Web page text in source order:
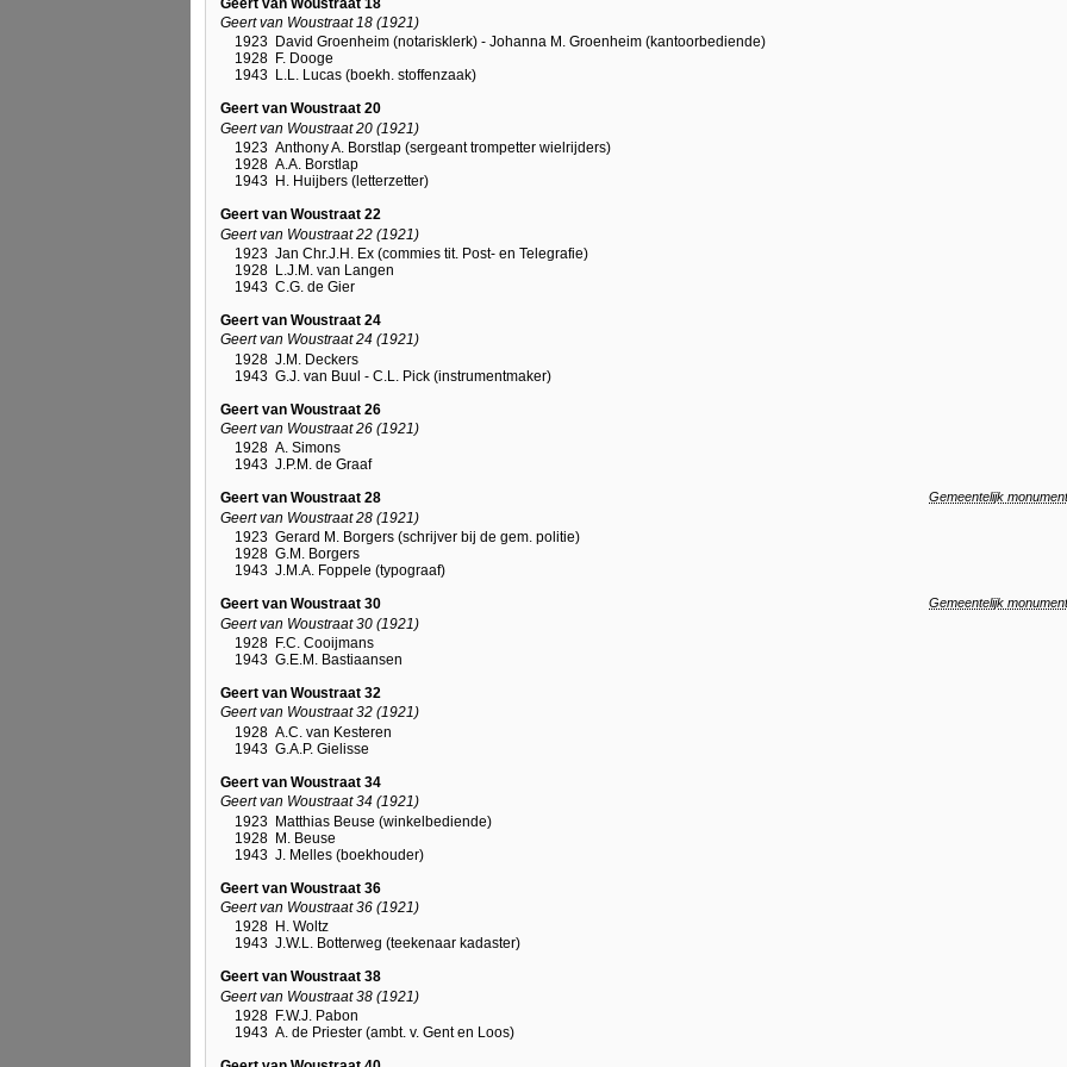
Geert van Woustraat 18 (1921)
1923 David Groenheim (notarisklerk) - Johanna M. Groenheim (kantoorbediende)
1928 F. Dooge
1943 L.L. Lucas (boekh. stoffenzaak)
Geert van Woustraat 20
Geert van Woustraat 20 (1921)
1923 Anthony A. Borstlap (sergeant trompetter wielrijders)
1928 A.A. Borstlap
1943 H. Huijbers (letterzetter)
Geert van Woustraat 22
Geert van Woustraat 22 (1921)
1923 Jan Chr.J.H. Ex (commies tit. Post- en Telegrafie)
1928 L.J.M. van Langen
1943 C.G. de Gier
Geert van Woustraat 24
Geert van Woustraat 24 (1921)
1928 J.M. Deckers
1943 G.J. van Buul - C.L. Pick (instrumentmaker)
Geert van Woustraat 26
Geert van Woustraat 26 (1921)
1928 A. Simons
1943 J.P.M. de Graaf
Geert van Woustraat 28
Gemeentelijk monument
Geert van Woustraat 28 (1921)
1923 Gerard M. Borgers (schrijver bij de gem. politie)
1928 G.M. Borgers
1943 J.M.A. Foppele (typograaf)
Geert van Woustraat 30
Gemeentelijk monument
Geert van Woustraat 30 (1921)
1928 F.C. Cooijmans
1943 G.E.M. Bastiaansen
Geert van Woustraat 32
Geert van Woustraat 32 (1921)
1928 A.C. van Kesteren
1943 G.A.P. Gielisse
Geert van Woustraat 34
Geert van Woustraat 34 (1921)
1923 Matthias Beuse (winkelbediende)
1928 M. Beuse
1943 J. Melles (boekhouder)
Geert van Woustraat 36
Geert van Woustraat 36 (1921)
1928 H. Woltz
1943 J.W.L. Botterweg (teekenaar kadaster)
Geert van Woustraat 38
Geert van Woustraat 38 (1921)
1928 F.W.J. Pabon
1943 A. de Priester (ambt. v. Gent en Loos)